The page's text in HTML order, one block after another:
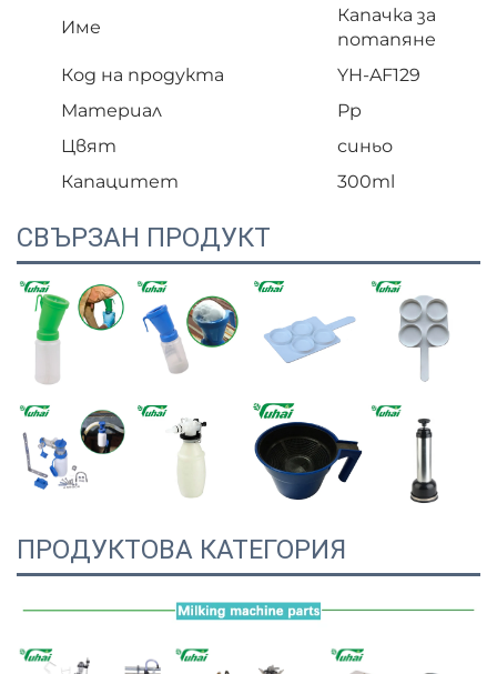
Име
Капачка за
потапяне
Код на продукта
YH-AF129
Материал
Pp
Цвят
синьо
Капацитет
300ml
СВЪРЗАН ПРОДУКТ
ПРОДУКТОВА КАТЕГОРИЯ